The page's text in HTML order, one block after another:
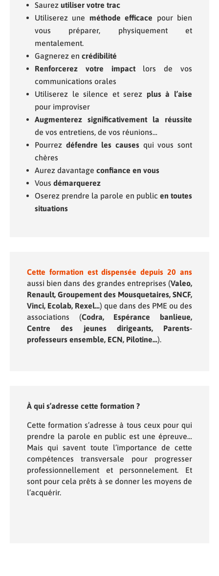
Saurez utiliser votre trac
Utiliserez une méthode efficace pour bien
vous préparer, physiquement et
mentalement.
Gagnerez en crédibilité
Renforcerez votre impactlors de vos
communications orales
Utiliserez le silence et serez plus à l’aise
pour improviser
Augmenterez significativement la réussite
de vos entretiens, de vos réunions…
Pourrez défendre les causes qui vous sont
chères
Aurez davantage confiance en vous
Vous démarquerez
Oserez prendre la parole en public en toutes
situations
Cette formation est dispensée depuis 20 ans
aussi bien dans des grandes entreprises (Valeo,
Renault, Groupement des Mousquetaires, SNCF,
Vinci, Ecolab, Rexel…) que dans des PME ou des
associations (Codra, Espérance banlieue,
Centre des jeunes dirigeants, Parents-
professeurs ensemble, ECN, Pilotine…).
À qui s’adresse cette formation ?
Cette formation s’adresse à tous ceux pour qui
prendre la parole en public est une épreuve…
Mais qui savent toute l’importance de cette
compétences transversale pour progresser
professionnellement et personnelement. Et
sont pour cela prêts à se donner les moyens de
l’acquérir.